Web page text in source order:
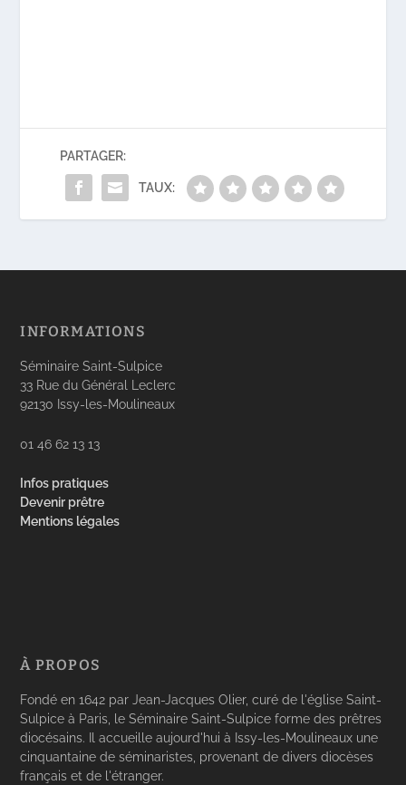
PARTAGER:
TAUX:
INFORMATIONS
Séminaire Saint-Sulpice
33 Rue du Général Leclerc
92130 Issy-les-Moulineaux
01 46 62 13 13
Infos pratiques
Devenir prêtre
Mentions légales
À PROPOS
Fondé en 1642 par Jean-Jacques Olier, curé de l'église Saint-
Sulpice à Paris, le Séminaire Saint-Sulpice forme des prêtres
diocésains. Il accueille aujourd'hui à Issy-les-Moulineaux une
cinquantaine de séminaristes, provenant de divers diocèses
français et de l'étranger.